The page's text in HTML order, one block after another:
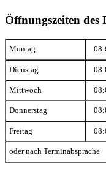
Öffnungszeiten des
Montag
Dienstag
Mittwoch
Donnerstag
Freitag
oder nach Terminabsprache